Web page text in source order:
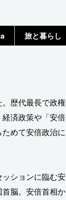
旅と暮らし
歴代最長で政権
済政策や「安倍
めて安倍政治に
ションに臨む安
脳。安倍首相か